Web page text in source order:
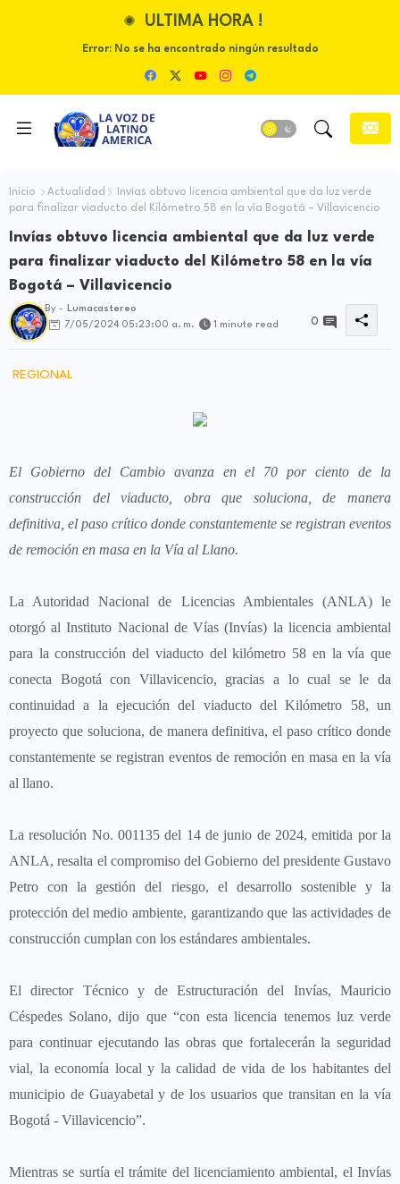
ULTIMA HORA !
Error:No se ha encontrado ningún resultado
Inicio Actualidad
Invías obtuvo licencia ambiental que da luz verde
para finalizar viaducto del Kilómetro 58 en la vía Bogotá – Villavicencio
Invías obtuvo licencia ambiental que da luz verde
para finalizar viaducto del Kilómetro 58 en la vía
Bogotá – Villavicencio
By -
Lumacastereo
7/05/2024 05:23:00 a. m.
1 minute read 0
REGIONAL
El Gobierno del Cambio avanza en el 70 por ciento de la
construcción del viaducto, obra que soluciona, de manera
definitiva, el paso crítico donde constantemente se registran eventos
de remoción en masa en la Vía al Llano.
La Autoridad Nacional de Licencias Ambientales (ANLA) le
otorgó al Instituto Nacional de Vías (Invías) la licencia ambiental
para la construcción del viaducto del kilómetro 58 en la vía que
conecta Bogotá con Villavicencio, gracias a lo cual se le da
continuidad a la ejecución del viaducto del Kilómetro 58, un
proyecto que soluciona, de manera definitiva, el paso crítico donde
constantemente se registran eventos de remoción en masa en la vía
al llano.
La resolución No. 001135 del 14 de junio de 2024, emitida por la
ANLA, resalta el compromiso del Gobierno del presidente Gustavo
Petro con la gestión del riesgo, el desarrollo sostenible y la
protección del medio ambiente, garantizando que las actividades de
construcción cumplan con los estándares ambientales.
El director Técnico y de Estructuración del Invías, Mauricio
Céspedes Solano, dijo que “con esta licencia tenemos luz verde
para continuar ejecutando las obras que fortalecerán la seguridad
vial, la economía local y la calidad de vida de los habitantes del
municipio de Guayabetal y de los usuarios que transitan en la vía
Bogotá - Villavicencio”.
Mientras se surtía el trámite del licenciamiento ambiental, el Invías